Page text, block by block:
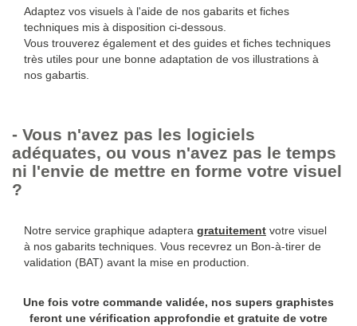
Adaptez vos visuels à l'aide de nos gabarits et fiches
techniques mis à disposition ci-dessous.
Vous trouverez également et des guides et fiches techniques
très utiles pour une bonne adaptation de vos illustrations à
nos gabartis.
- Vous n'avez pas les logiciels
adéquates, ou vous n'avez pas le temps
ni l'envie de mettre en forme votre visuel
?
Notre service graphique adaptera gratuitement votre visuel
à nos gabarits techniques. Vous recevrez un Bon-à-tirer de
validation (BAT) avant la mise en production.
Une fois votre commande validée, nos supers graphistes
feront une vérification approfondie et gratuite de votre